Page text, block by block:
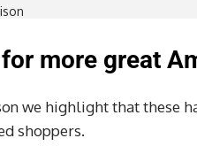
more great
we highlight that these
shoppers.